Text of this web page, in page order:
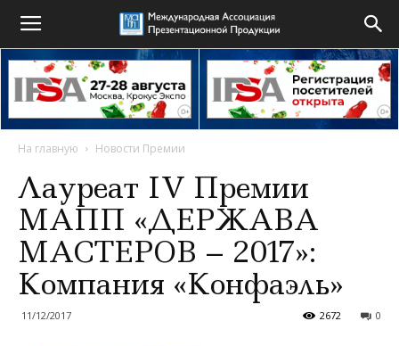
На главную Новости Премии
Лауреат IV Премии
МАПП «ДЕРЖАВА
МАСТЕРОВ – 2017»:
Компания «Конфаэль»
11/12/2017 0
2672